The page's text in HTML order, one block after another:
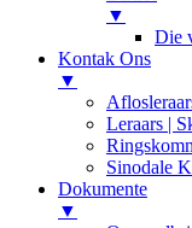
▼
Die
Kontak Ons
▼
Leraars |
Sinodale
Dokumente
▼